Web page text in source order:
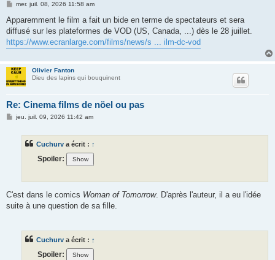
M
s
s
a
g
e
mer. juil. 08, 2026 11:58 am
Apparemment le film a fait un bide en terme de spectateurs et sera
diffusé sur les plateformes de VOD (US, Canada, ...) dès le 28 juillet.
https://www.ecranlarge.com/films/news/s ... ilm-dc-vod
Olivier Fanton
Dieu des lapins qui bouquinent
Re: Cinema films de nöel ou pas
Mjeu. juil. 09, 2026 11:42 am
Cuchurv a écrit : ↑
Spoiler:
C'est dans le comics Woman of Tomorrow. D'après l'auteur, il a eu l'idée
suite à une question de sa fille.
Cuchurv a écrit : ↑
Spoiler: